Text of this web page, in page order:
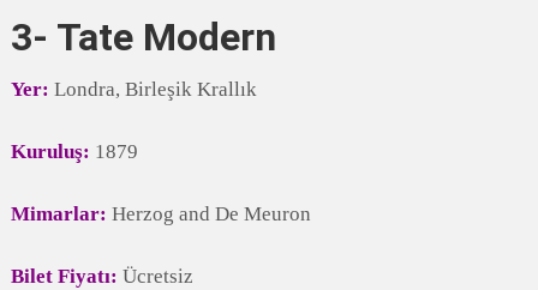
3- Tate Modern
Yer: Londra, Birleşik Krallık
Kuruluş: 1879
Mimarlar: Herzog and De Meuron
Bilet Fiyatı: Ücretsiz